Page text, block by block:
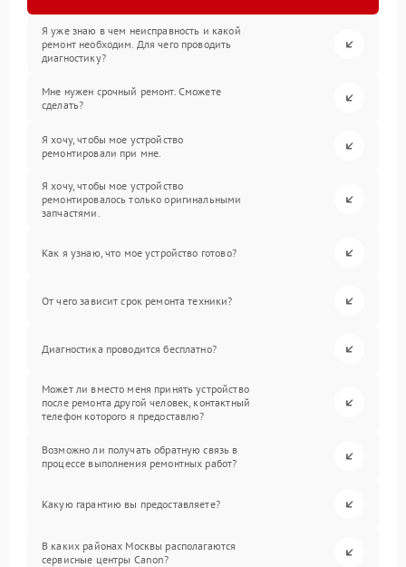
Я уже знаю в чем неисправность и какой
ремонт необходим. Для чего проводить
диагностику?
Мне нужен срочный ремонт. Сможете
сделать?
Я хочу, чтобы мое устройство
ремонтировали при мне.
Я хочу, чтобы мое устройство
ремонтировалось только оригинальными
запчастями.
Как я узнаю, что мое устройство готово?
От чего зависит срок ремонта техники?
Диагностика проводится бесплатно?
Может ли вместо меня принять устройство
после ремонта другой человек, контактный
телефон которого я предоставлю?
Возможно ли получать обратную связь в
процессе выполнения ремонтных работ?
Какую гарантию вы предоставляете?
В каких районах Москвы располагаются
сервисные центры Canon?